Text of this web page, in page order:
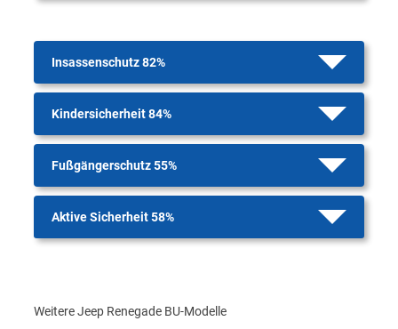
Insassenschutz 82%
Kindersicherheit 84%
Fußgängerschutz 55%
Aktive Sicherheit 58%
Weitere Jeep Renegade BU-Modelle